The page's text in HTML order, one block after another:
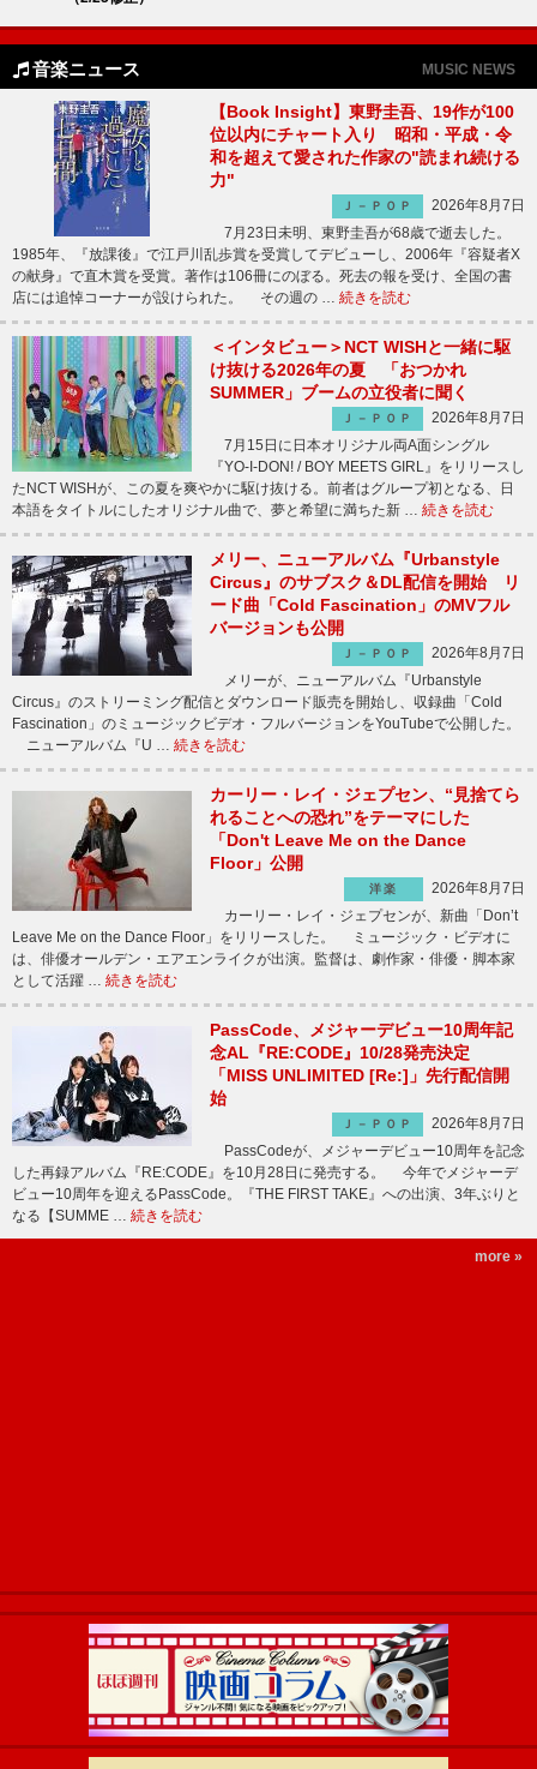
音楽ニュース MUSIC NEWS
【Book Insight】東野圭吾、19作が100
位以内にチャート入り 昭和・平成・令
和を超えて愛された作家の"読まれ続ける
力"
Ｊ－ＰＯＰ
2026年8月7日
7月23日未明、東野圭吾が68歳で逝去した。
1985年、『放課後』で江戸川乱歩賞を受賞してデビューし、2006年『容疑者X
の献身』で直木賞を受賞。著作は106冊にのぼる。死去の報を受け、全国の書
店には追悼コーナーが設けられた。 その週の … 続きを読む
＜インタビュー＞NCT WISHと一緒に駆
け抜ける2026年の夏 「おつかれ
SUMMER」ブームの立役者に聞く
Ｊ－ＰＯＰ
2026年8月7日
7月15日に日本オリジナル両A面シングル
『YO-I-DON! / BOY MEETS GIRL』をリリースし
たNCT WISHが、この夏を爽やかに駆け抜ける。前者はグループ初となる、日
本語をタイトルにしたオリジナル曲で、夢と希望に満ちた新 … 続きを読む
メリー、ニューアルバム『Urbanstyle
Circus』のサブスク＆DL配信を開始 リ
ード曲「Cold Fascination」のMVフル
バージョンも公開
Ｊ－ＰＯＰ
2026年8月7日
メリーが、ニューアルバム『Urbanstyle
Circus』のストリーミング配信とダウンロード販売を開始し、収録曲「Cold
Fascination」のミュージックビデオ・フルバージョンをYouTubeで公開した。
ニューアルバム『U … 続きを読む
カーリー・レイ・ジェプセン、“見捨てら
れることへの恐れ”をテーマにした
「Don't Leave Me on the Dance
Floor」公開
洋楽
2026年8月7日
カーリー・レイ・ジェプセンが、新曲「Don’t
Leave Me on the Dance Floor」をリリースした。 ミュージック・ビデオに
は、俳優オールデン・エアエンライクが出演。監督は、劇作家・俳優・脚本家
として活躍 … 続きを読む
PassCode、メジャーデビュー10周年記
念AL『RE:CODE』10/28発売決定
「MISS UNLIMITED [Re:]」先行配信開
始
Ｊ－ＰＯＰ
2026年8月7日
PassCodeが、メジャーデビュー10周年を記念
した再録アルバム『RE:CODE』を10月28日に発売する。 今年でメジャーデ
ビュー10周年を迎えるPassCode。『THE FIRST TAKE』への出演、3年ぶりと
なる【SUMME … 続きを読む
more »